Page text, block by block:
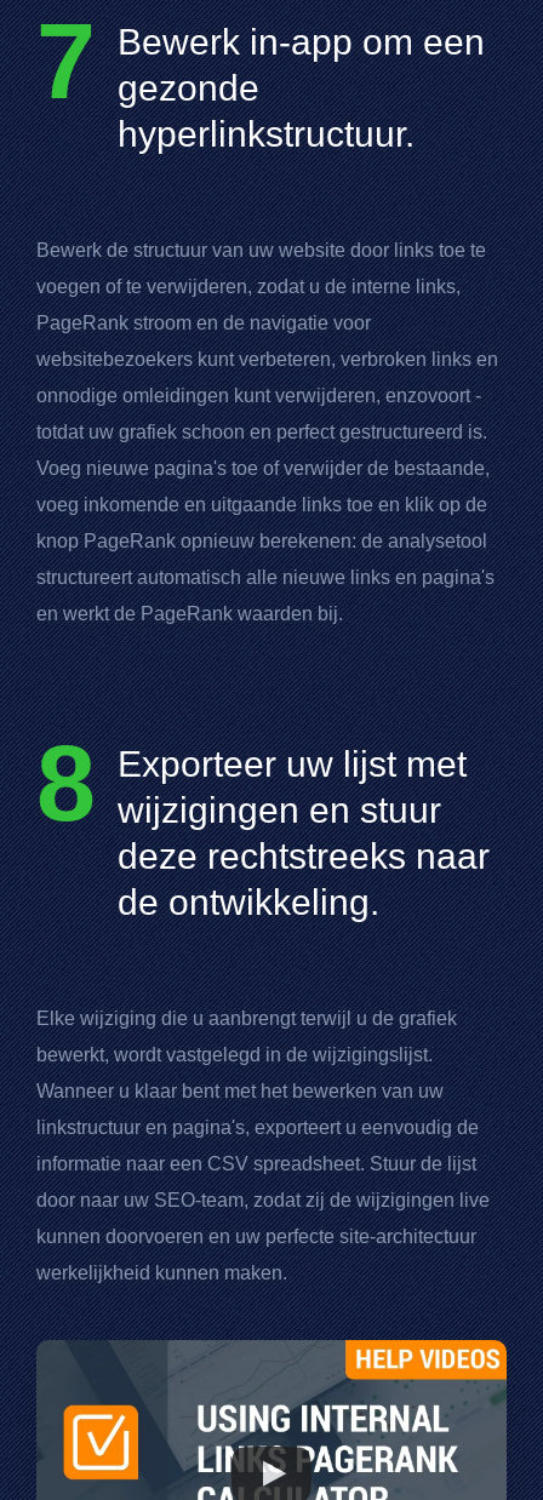
7 Bewerk in-app om een
gezonde
hyperlinkstructuur.
Bewerk de structuur van uw website door links toe te
voegen of te verwijderen, zodat u de interne links,
PageRankstroom en de navigatie voor
websitebezoekers kunt verbeteren, verbroken links en
onnodige omleidingen kunt verwijderen, enzovoort -
totdat uw grafiek schoon en perfect gestructureerd is.
Voeg nieuwe pagina's toe of verwijder de bestaande,
voeg inkomende en uitgaande links toe en klik op de
knopPageRankopnieuw berekenen: de analysetool
structureert automatisch alle nieuwe links en pagina's
en werkt dePageRankwaarden bij.
8 Exporteer uw lijst met
wijzigingen en stuur
deze rechtstreeks naar
de ontwikkeling.
Elke wijziging die u aanbrengt terwijl u de grafiek
bewerkt, wordt vastgelegd in de wijzigingslijst.
Wanneer u klaar bent met het bewerken van uw
linkstructuur en pagina's, exporteert u eenvoudig de
informatie naar eenCSVspreadsheet. Stuur de lijst
door naar uw SEO-team, zodat zij de wijzigingen live
kunnen doorvoeren en uw perfecte site-architectuur
werkelijkheid kunnen maken.